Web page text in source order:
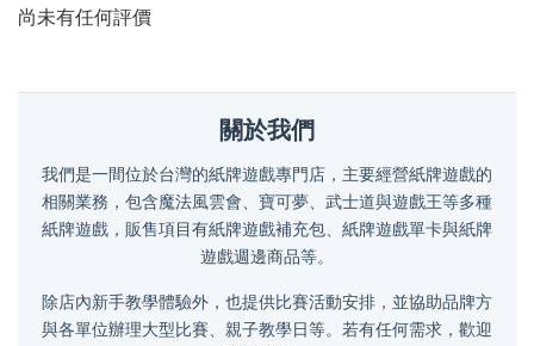
尚未有任何評價
關於我們
我們是一間位於台灣的紙牌遊戲專門店，主要經營紙牌遊戲的
相關業務，包含魔法風雲會、寶可夢、武士道與遊戲王等多種
紙牌遊戲，販售項目有紙牌遊戲補充包、紙牌遊戲單卡與紙牌
遊戲週邊商品等。
除店內新手教學體驗外，也提供比賽活動安排，並協助品牌方
與各單位辦理大型比賽、親子教學日等。若有任何需求，歡迎